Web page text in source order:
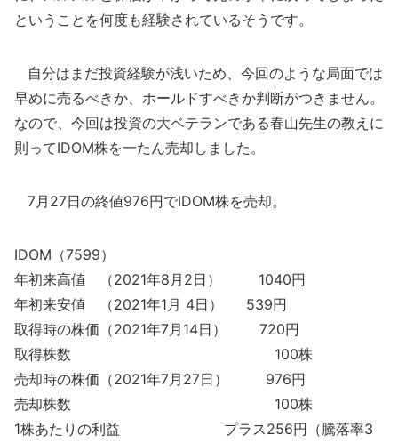
ということを何度も経験されているそうです。
自分はまだ投資経験が浅いため、今回のような局面では
早めに売るべきか、ホールドすべきか判断がつきません。
なので、今回は投資の大ベテランである春山先生の教えに
則ってIDOM株を一たん売却しました。
7月27日の終値976円でIDOM株を売却。
IDOM（7599）
年初来高値 （2021年8月2日） 1040円
年初来安値 （2021年1月 4日） 539円
取得時の株価（2021年7月14日） 720円
取得株数 100株
売却時の株価（2021年7月27日） 976円
売却株数 100株
1株あたりの利益 プラス256円（騰落率3